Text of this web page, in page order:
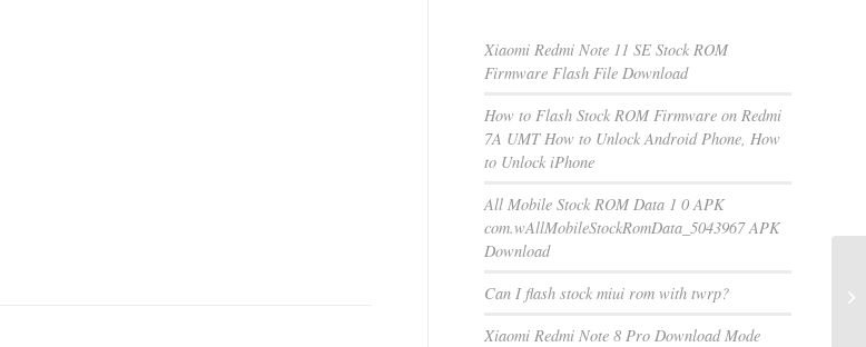
Xiaomi Redmi Note 11 SE Stock ROM
Firmware Flash File Download
How to Flash Stock ROM Firmware on Redmi
7A UMT How to Unlock Android Phone, How
to Unlock iPhone
All Mobile Stock ROM Data 1 0 APK
com.wAllMobileStockRomData_5043967 APK
Download
Can I flash stock miui rom with twrp?
Xiaomi Redmi Note 8 Pro Download Mode